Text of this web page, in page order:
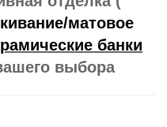
матовое
банки
выбора